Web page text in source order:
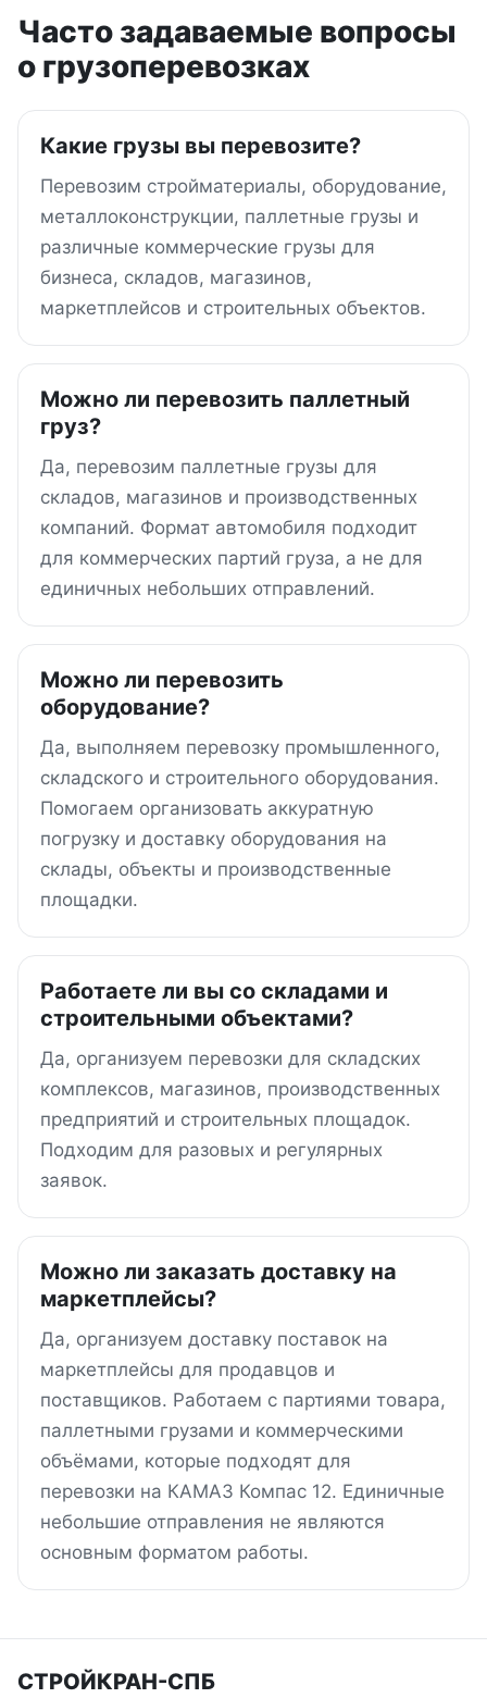
Часто задаваемые вопросы
о грузоперевозках
Какие грузы вы перевозите?
Перевозим стройматериалы, оборудование,
металлоконструкции, паллетные грузы и
различные коммерческие грузы для
бизнеса, складов, магазинов,
маркетплейсов и строительных объектов.
Можно ли перевозить паллетный
груз?
Да, перевозим паллетные грузы для
складов, магазинов и производственных
компаний. Формат автомобиля подходит
для коммерческих партий груза, а не для
единичных небольших отправлений.
Можно ли перевозить
оборудование?
Да, выполняем перевозку промышленного,
складского и строительного оборудования.
Помогаем организовать аккуратную
погрузку и доставку оборудования на
склады, объекты и производственные
площадки.
Работаете ли вы со складами и
строительными объектами?
Да, организуем перевозки для складских
комплексов, магазинов, производственных
предприятий и строительных площадок.
Подходим для разовых и регулярных
заявок.
Можно ли заказать доставку на
маркетплейсы?
Да, организуем доставку поставок на
маркетплейсы для продавцов и
поставщиков. Работаем с партиями товара,
паллетными грузами и коммерческими
объёмами, которые подходят для
перевозки на КАМАЗ Компас 12. Единичные
небольшие отправления не являются
основным форматом работы.
СТРОЙКРАН-СПБ